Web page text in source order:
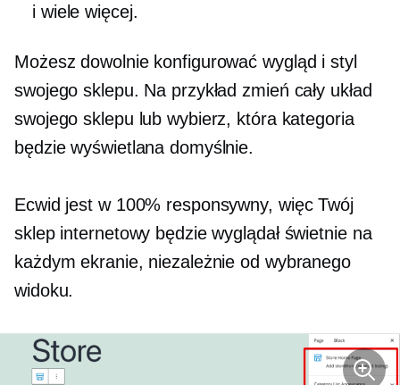
i wiele więcej.
Możesz dowolnie konfigurować wygląd i styl
swojego sklepu. Na przykład zmień cały układ
swojego sklepu lub wybierz, która kategoria
będzie wyświetlana domyślnie.
Ecwid jest w 100% responsywny, więc Twój
sklep internetowy będzie wyglądał świetnie na
każdym ekranie, niezależnie od wybranego
widoku.